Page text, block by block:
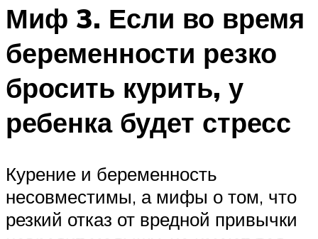
Миф 3. Если во время
беременности резко
бросить курить, у
ребенка будет стресс
Курение и беременность
несовместимы, а мифы о том, что
резкий отказ от вредной привычки